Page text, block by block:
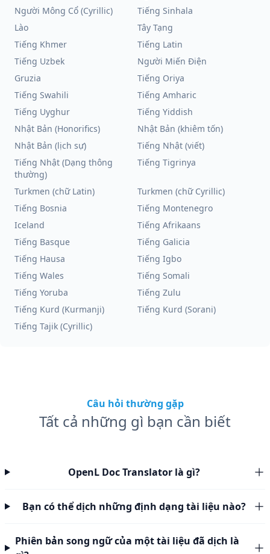
Người Mông Cổ (Cyrillic)
Tiếng Sinhala
Lào
Tây Tạng
Tiếng Khmer
Tiếng Latin
Tiếng Uzbek
Người Miến Điện
Gruzia
Tiếng Oriya
Tiếng Swahili
Tiếng Amharic
Tiếng Uyghur
Tiếng Yiddish
Nhật Bản (Honorifics)
Nhật Bản (khiêm tốn)
Nhật Bản (lịch sự)
Tiếng Nhật (viết)
Tiếng Nhật (Dạng thông
thường)
Tiếng Tigrinya
Turkmen (chữ Latin)
Turkmen (chữ Cyrillic)
Tiếng Bosnia
Tiếng Montenegro
Iceland
Tiếng Afrikaans
Tiếng Basque
Tiếng Galicia
Tiếng Hausa
Tiếng Igbo
Tiếng Wales
Tiếng Somali
Tiếng Yoruba
Tiếng Zulu
Tiếng Kurd (Kurmanji)
Tiếng Kurd (Sorani)
Tiếng Tajik (Cyrillic)
Câu hỏi thường gặp
Tất cả những gì bạn cần biết
OpenL Doc Translator là gì?
Bạn có thể dịch những định dạng tài liệu nào?
Phiên bản song ngữ của một tài liệu đã dịch là